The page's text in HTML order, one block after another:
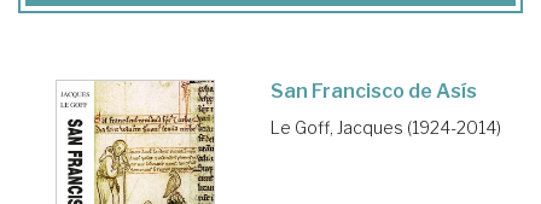
San Francisco de Asís
Le Goff, Jacques (1924-2014)